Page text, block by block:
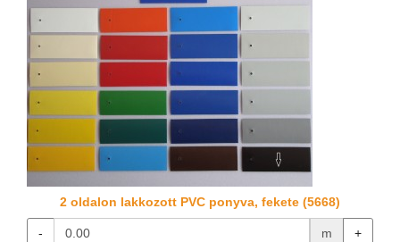
2 oldalon lakkozott PVC ponyva, fekete (5668)
- m +